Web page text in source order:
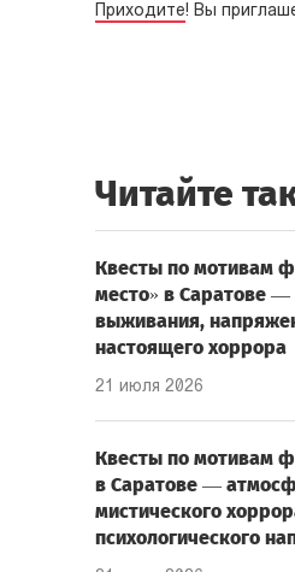
Приходите! Вы
Читайте
Квесты по мотивам
место» в Саратове
выживания,
настоящего хоррора
21 июля 2026
Квесты по мотивам
в Саратове —
мистического
психологического